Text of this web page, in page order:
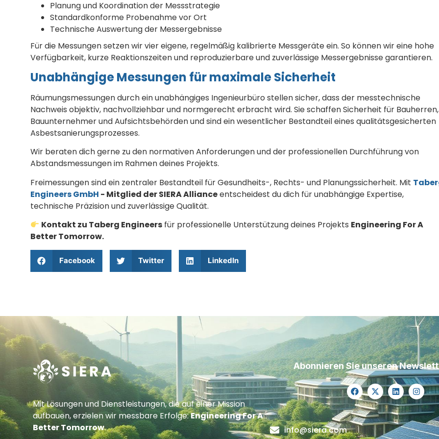
Planung und Koordination der Messstrategie
Standardkonforme Probenahme vor Ort
Technische Auswertung der Messergebnisse
Für die Messungen setzen wir vier eigene, regelmäßig kalibrierte Messgeräte ein. So können wir eine hohe
Verfügbarkeit, kurze Reaktionszeiten und reproduzierbare und zuverlässige Messergebnisse garantieren.
Unabhängige Messungen für maximale Sicherheit
Räumungsmessungen durch ein unabhängiges Ingenieurbüro stellen sicher, dass der messtechnische
Nachweis objektiv, nachvollziehbar und normgerecht erbracht wird. Sie schaffen Sicherheit für Bauherren,
Bauunternehmer und Aufsichtsbehörden und sind ein wesentlicher Bestandteil eines qualitätsgesicherten
Asbestsanierungsprozesses.
Wir beraten dich gerne zu den normativen Anforderungen und der professionellen Durchführung von
Abstandsmessungen im Rahmen deines Projekts.
Freimessungen sind ein zentraler Bestandteil für Gesundheits-, Rechts- und Planungssicherheit. Mit
Engineers GmbH - Mitglied der SIERA Allianceentscheidest du dich für unabhängige Expertise,
technische Präzision und zuverlässige Qualität.
Kontakt zu Taberg Engineers für professionelle Unterstützung deines Projekts Engineering For A
Better Tomorrow.
Facebook Twitter LinkedIn
Abonnieren Sie unseren
Mit Lösungen und Dienstleistungen, die auf einer Mission
aufbauen, erzielen wir messbare Erfolge:Engineering For A
Better Tomorrow. info@siera.com